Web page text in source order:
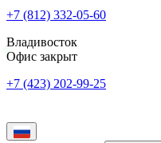
+7 (812) 332-05-60
Владивосток
Офис закрыт
+7 (423) 202-99-25